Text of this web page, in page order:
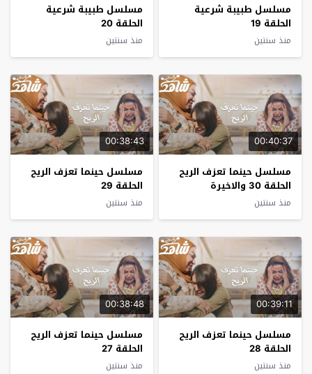
مسلسل طبيبة شرعية
الحلقة 19
منذ سنتين
مسلسل طبيبة شرعية
الحلقة 20
منذ سنتين
00:40:37
مسلسل حينما تعزف الريح
الحلقة 30 والاخيرة
منذ سنتين
00:38:43
مسلسل حينما تعزف الريح
الحلقة 29
منذ سنتين
00:39:11
مسلسل حينما تعزف الريح
الحلقة 28
منذ سنتين
00:38:48
مسلسل حينما تعزف الريح
الحلقة 27
منذ سنتين